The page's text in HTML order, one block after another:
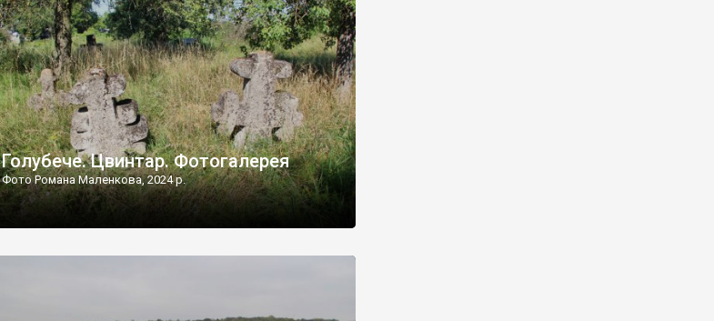
[…]
Голубече. Цвинтар. Фотогалерея
Фото Романа Маленкова, 2024 р.